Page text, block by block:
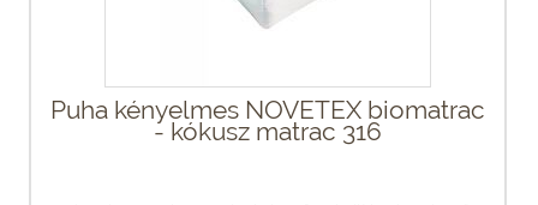
Puha kényelmes NOVETEX biomatrac
- kókusz matrac 316